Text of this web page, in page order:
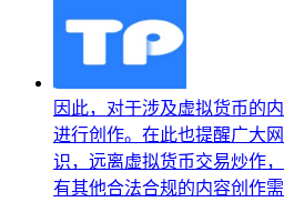
因此，对于涉及虚拟货币的
进行创作。在此也提醒广大
识，远离虚拟货币交易炒作
有其他合法合规的内容创作